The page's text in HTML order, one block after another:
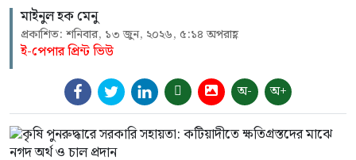
মাইনুল হক মেনু
প্রকাশিত: শনিবার, ১৩ জুন, ২০২৬, ৫:১৪ অপরাহ্ণ
ই-পেপার প্রিন্ট ভিউ
অ-
অ+